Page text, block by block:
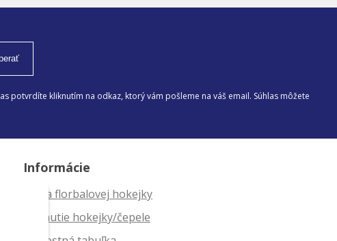
potvrdíte kliknutím na odkaz, ktorý vám pošleme na váš email. Súhlas môžete
Informácie
Dĺžka florbalovej hokejky
Zahnutie hokejky/čepele